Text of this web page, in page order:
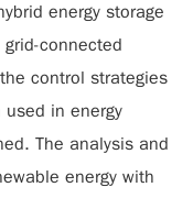
energy storage
connected
control strategies
in energy
The analysis and
energy with